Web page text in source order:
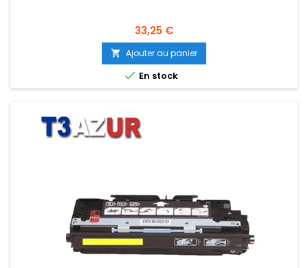
Prix
33,25 €
 Ajouter au panier
 En stock